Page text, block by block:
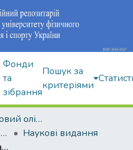
Фонди
та
зібрання
Пошук за
критеріями
Навчально-науковий олімпійський інститут
Кафедра історії і теорії олімпійського спорту
Наукові видання
Фребелівська педагогіка в системі олімпійської освіти